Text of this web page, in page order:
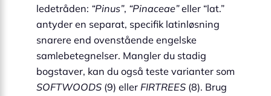
ledetråden: “Pinus”, “Pinaceae”eller “lat.”
antyder en separat, specifik latinløsning
snarere end ovenstående engelske
samlebetegnelser. Mangler du stadig
bogstaver, kan du også teste varianter som
SOFTWOODS (9) eller FIRTREES (8). Brug